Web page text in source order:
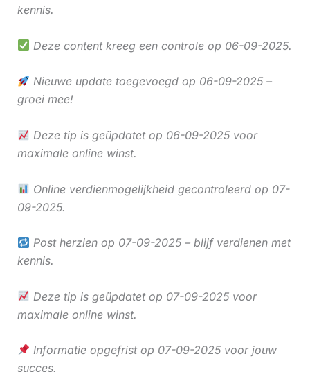
kennis.
Deze content kreeg een controle op 06-09-2025.
Nieuwe update toegevoegd op 06-09-2025 –
groei mee!
Deze tip is geüpdatet op 06-09-2025 voor
maximale online winst.
Online verdienmogelijkheid gecontroleerd op 07-
09-2025.
Post herzien op 07-09-2025 – blijf verdienen met
kennis.
Deze tip is geüpdatet op 07-09-2025 voor
maximale online winst.
Informatie opgefrist op 07-09-2025 voor jouw
succes.